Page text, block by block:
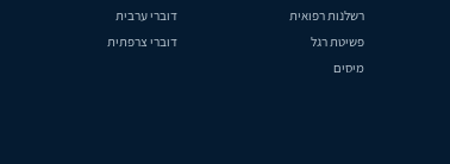
רשלנות רפואית
דוברי ערבית
פשיטת רגל
דוברי צרפתית
מיסים